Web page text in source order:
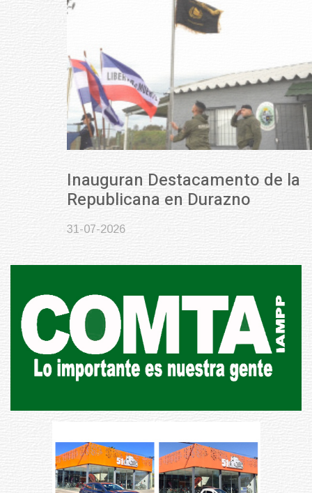
Inauguran Destacamento de la
Republicana en Durazno
31-07-2026